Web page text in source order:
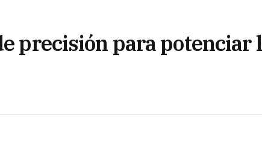
precisión para potenciar